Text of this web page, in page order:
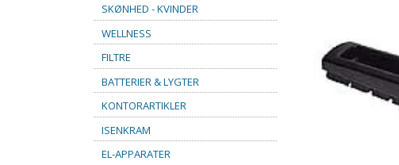
SKØNHED - KVINDER
WELLNESS
FILTRE
BATTERIER & LYGTER
KONTORARTIKLER
ISENKRAM
EL-APPARATER